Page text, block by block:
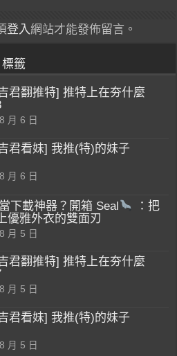
登入網站才能發佈留言。
標籤
君翻推特] 推特上在夯什麼
月 6 日
君看妹] 我推(特)的妹子
月 6 日
下載神器？開箱 Seal
：把
優雅外衣的雙面刃
月 5 日
君翻推特] 推特上在夯什麼
月 5 日
君看妹] 我推(特)的妹子
月 5 日